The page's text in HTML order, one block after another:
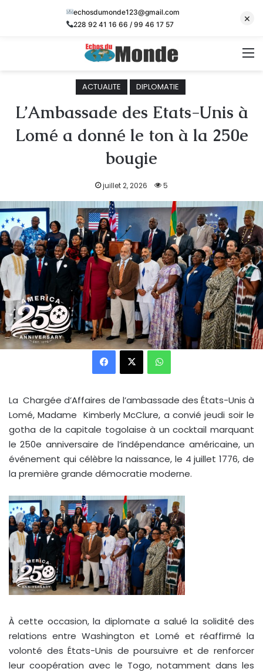
ACTUALITE DIPLOMATIE
L’Ambassade des Etats-Unis à
Lomé a donné le ton à la 250e
bougie
juillet 2, 2026 5
Facebook X WhatsApp
La Chargée d’Affaires de l’ambassade des États-Unis à
Lomé, Madame Kimberly McClure, a convié jeudi soir le
gotha de la capitale togolaise à un cocktail marquant
le 250e anniversaire de l’indépendance américaine, un
événement qui célèbre la naissance, le 4 juillet 1776, de
la première grande démocratie moderne.
À cette occasion, la diplomate a salué la solidité des
relations entre Washington et Lomé et réaffirmé la
volonté des États-Unis de poursuivre et de renforcer
leur coopération avec le Togo, notamment dans les
echosdumonde123@gmail.com
228 92 41 16 66 / 99 46 17 57
×